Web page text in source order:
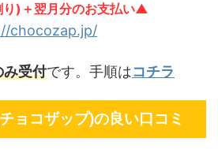
)＋翌月分のお支払い▲
chocozap.jp/
み受付です。手順はコチラ
ョコザップ)の良い口コミ